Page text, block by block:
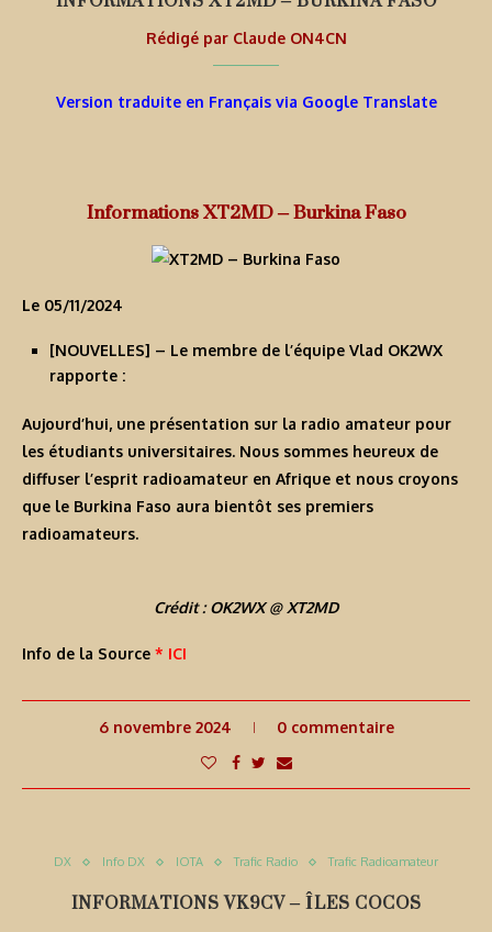
Rédigé par Claude ON4CN
Version traduite en Français via Google Translate
Informations XT2MD – Burkina Faso
Le 05/11/2024
[NOUVELLES] – Le membre de l’équipe Vlad OK2WX
rapporte :
Aujourd’hui, une présentation sur la radio amateur pour
les étudiants universitaires. Nous sommes heureux de
diffuser l’esprit radioamateur en Afrique et nous croyons
que le Burkina Faso aura bientôt ses premiers
radioamateurs.
Crédit : OK2WX @ XT2MD
Info de la Source * ICI
6 novembre 2024 0 commentaire
DX Info DX IOTA Trafic Radio Trafic Radioamateur
INFORMATIONS VK9CV – ÎLES COCOS